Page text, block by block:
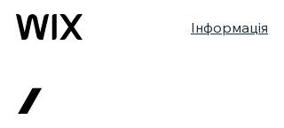
Інформація